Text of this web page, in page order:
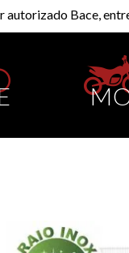
autorizado Bace,